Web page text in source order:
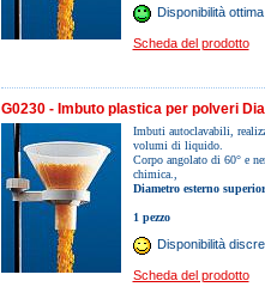
Disponibilità ottima
Scheda del prodotto
G0230 - Imbuto plastica per polveri
Imbuti autoclavabili,
volumi di liquido.
Corpo angolato di 60° e
chimica.,
Diametro esterno
1 pezzo
Disponibilità
Scheda del prodotto